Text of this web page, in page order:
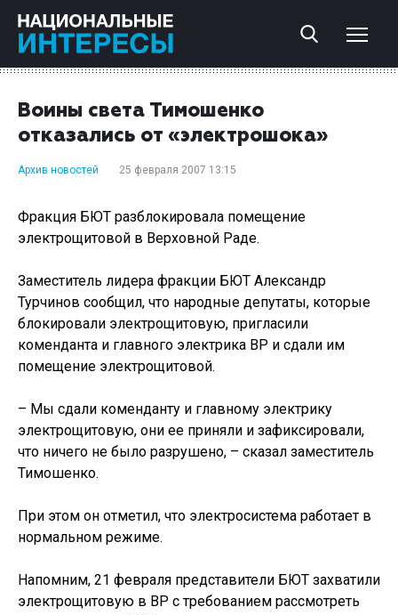
Воины света Тимошенко
отказались от «электрошока»
Архив новостей 25 февраля 2007 13:15
Фракция БЮТ разблокировала помещение
электрощитовой в Верховной Раде.
Заместитель лидера фракции БЮТ Александр
Турчинов сообщил, что народные депутаты, которые
блокировали электрощитовую, пригласили
коменданта и главного электрика ВР и сдали им
помещение электрощитовой.
– Мы сдали коменданту и главному электрику
электрощитовую, они ее приняли и зафиксировали,
что ничего не было разрушено, – сказал заместитель
Тимошенко.
При этом он отметил, что электросистема работает в
нормальном режиме.
Напомним, 21 февраля представители БЮТ захватили
электрощитовую в ВР с требованием рассмотреть